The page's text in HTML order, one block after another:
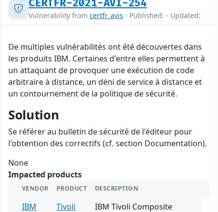
CERTFR-2021-AVI-254
Vulnerability from certfr_avis - Published: - Updated:
De multiples vulnérabilités ont été découvertes dans
les produits IBM. Certaines d'entre elles permettent à
un attaquant de provoquer une exécution de code
arbitraire à distance, un déni de service à distance et
un contournement de la politique de sécurité.
Solution
Se référer au bulletin de sécurité de l'éditeur pour
l'obtention des correctifs (cf. section Documentation).
None
Impacted products
VENDOR PRODUCT DESCRIPTION
IBM Tivoli IBM Tivoli Composite